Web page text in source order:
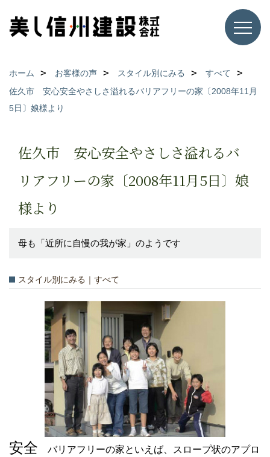
ホーム お客様の声 スタイル別にみる
すべて
佐久市 安心安全やさしさ溢れるバリアフリーの家〔2008年11月
5日〕娘様より
佐久市 安心安全やさしさ溢れるバ
リアフリーの家〔2008年11月5日〕娘
様より
母も「近所に自慢の我が家」のようです
スタイル別にみる｜すべて
安全 バリアフリーの家といえば、スロープ状のアプロ